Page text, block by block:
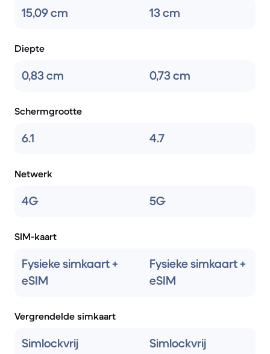
15,09 cm 13 cm
Diepte
0,83 cm 0,73 cm
Schermgrootte
6.1 4.7
Netwerk
4G 5G
SIM-kaart
Fysieke simkaart +
eSIM
Fysieke simkaart +
eSIM
Vergrendelde simkaart
Simlockvrij Simlockvrij